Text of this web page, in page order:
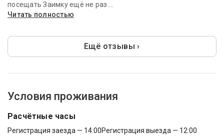
посещать Заимку ещё не раз....
Читать полностью
Ещё отзывы ›
Условия проживания
Расчётные часы
Регистрация заезда — 14:00Регистрация выезда — 12:00